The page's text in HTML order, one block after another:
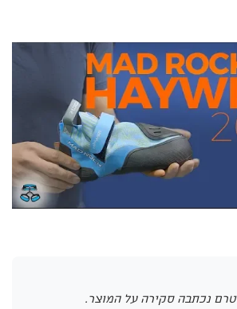
טרם נכתבה סקירה על המוצר.